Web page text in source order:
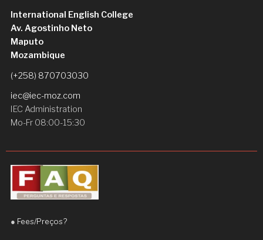
International English College
Av. Agostinho Neto
Maputo
Mozambique
(+258) 870703030
iec@iec-moz.com
IEC Administration
Mo-Fr 08:00-15:30
● Fees/Preços?